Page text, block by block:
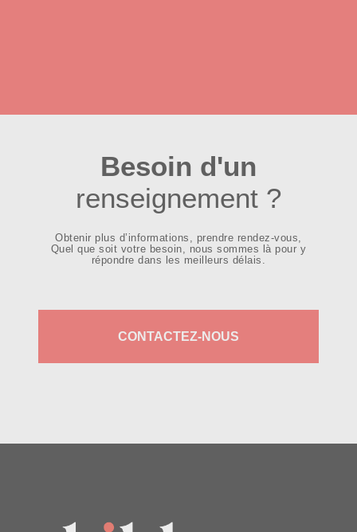
Besoin d'un
renseignement ?
Obtenir plus d’informations, prendre rendez-vous,
Quel que soit votre besoin, nous sommes là pour y
répondre dans les meilleurs délais.
CONTACTEZ-NOUS